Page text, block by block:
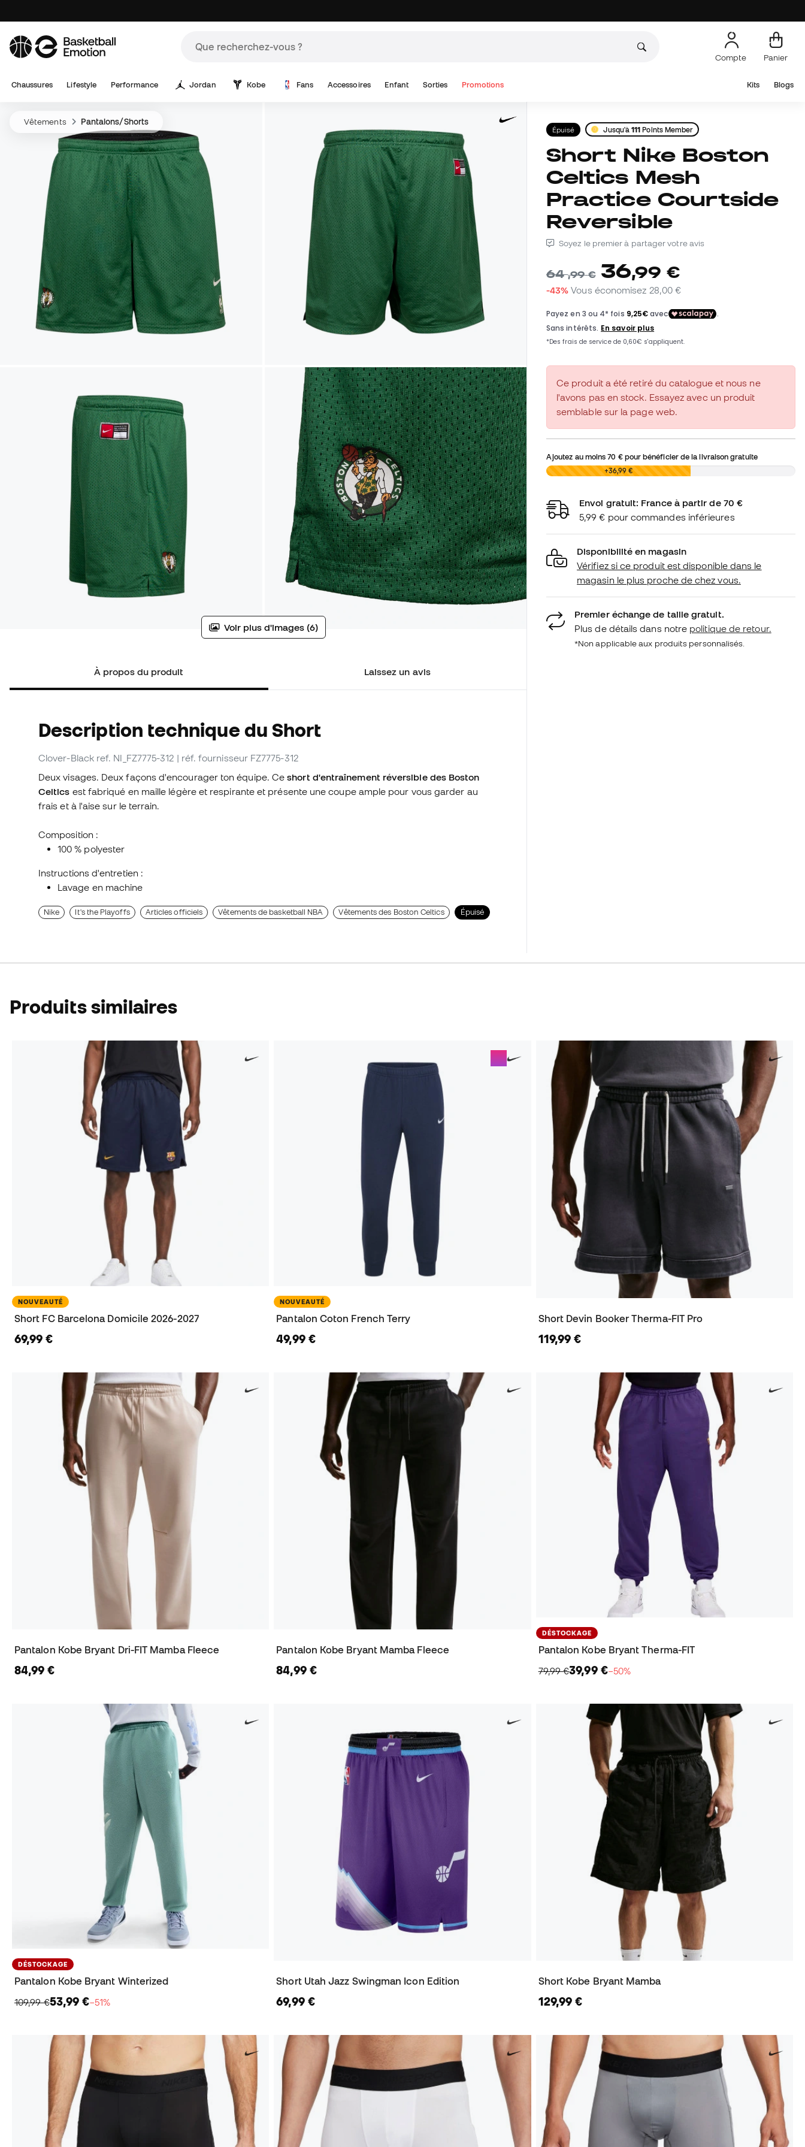
Compte Panier
Chaussures Lifestyle Performance Jordan Kobe Fans Accessoires Enfant Sorties Promotions Kits Blogs
Vêtements Pantalons/Shorts
Voir plus d'images (6)
À propos du produit Laissez un avis
Description technique du Short
Clover-Black ref. NI_FZ7775-312 | réf. fournisseur FZ7775-312
Deux visages. Deux façons d'encourager ton équipe. Ceshort d'entraînement réversible des Boston
Celtics est fabriqué en maille légère et respirante et présente une coupe ample pour vous garder au
frais et à l'aise sur le terrain.
Composition :
100 % polyester
Instructions d'entretien :
Lavage en machine
Nike It's the Playoffs Articles officiels Vêtements de basketball NBA Vêtements des Boston Celtics Épuisé
Épuisé Jusqu'à111 Points Member
Short Nike Boston
Celtics Mesh
Practice Courtside
Reversible
Soyez le premier à partager votre avis
64,99 € 36,99 €
-43% Vous économisez 28,00 €
Ce produit a été retiré du catalogue et nous ne
l'avons pas en stock. Essayez avec un produit
semblable sur la page web.
Ajoutez au moins70 €pour bénéficier de la livraison gratuite
0,00 € +36,99 €
Envoi gratuit: France à partir de 70 €
5,99 € pour commandes inférieures
Disponibilité en magasin
Vérifiez si ce produit est disponible dans le
magasin le plus proche de chez vous.
Premier échange de taille gratuit.
Plus de détails dans notre politique de retour.
*Non applicable aux produits personnalisés.
Produits similaires
NOUVEAUTÉ
Short FC Barcelona Domicile 2026-2027
69,99 €
NOUVEAUTÉ
Pantalon Coton French Terry
49,99 €
Short Devin Booker Therma-FIT Pro
119,99 €
Pantalon Kobe Bryant Dri-FIT Mamba Fleece
84,99 €
Pantalon Kobe Bryant Mamba Fleece
84,99 €
DÉSTOCKAGE
Pantalon Kobe Bryant Therma-FIT
79,99 €39,99 €−50%
DÉSTOCKAGE
Pantalon Kobe Bryant Winterized
109,99 €53,99 €−51%
Short Utah Jazz Swingman Icon Edition
69,99 €
Short Kobe Bryant Mamba
129,99 €